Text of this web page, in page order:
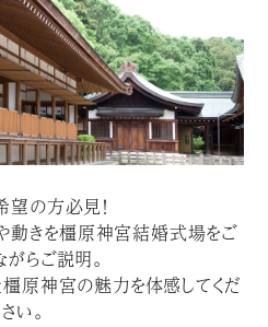
の方必見！
動きを橿原神宮結婚式場をご
らご説明。
原神宮の魅力を体感してくだ
さい。